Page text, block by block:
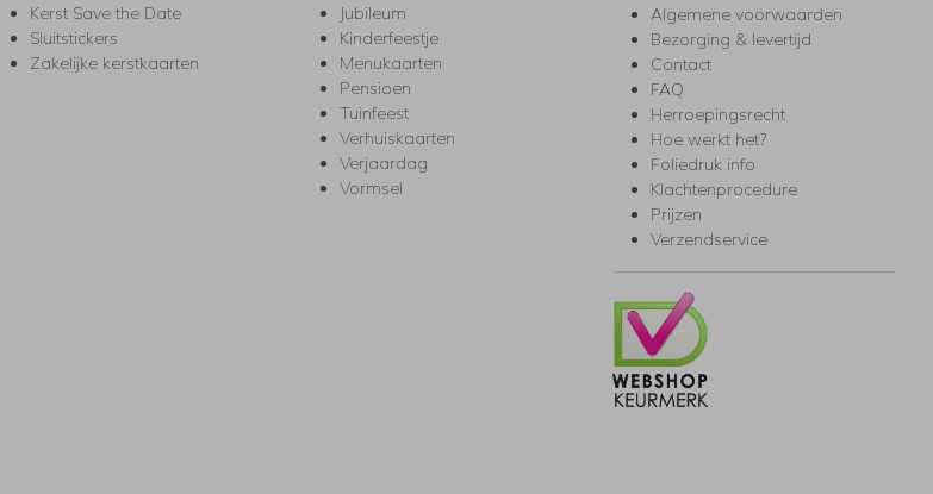
Kerst Save the Date
Sluitstickers
Zakelijke kerstkaarten
Jubileum
Kinderfeestje
Menukaarten
Pensioen
Tuinfeest
Verhuiskaarten
Verjaardag
Vormsel
Algemene voorwaarden
Bezorging & levertijd
Contact
FAQ
Herroepingsrecht
Hoe werkt het?
Foliedruk info
Klachtenprocedure
Prijzen
Verzendservice